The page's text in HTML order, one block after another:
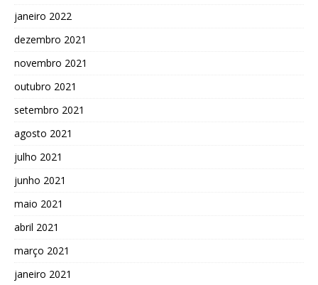
janeiro 2022
dezembro 2021
novembro 2021
outubro 2021
setembro 2021
agosto 2021
julho 2021
junho 2021
maio 2021
abril 2021
março 2021
janeiro 2021